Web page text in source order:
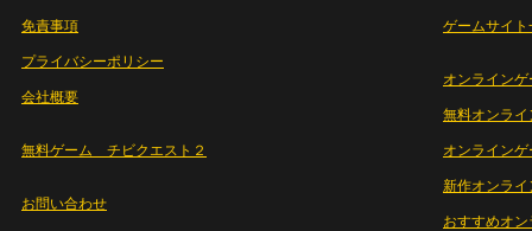
免責事項
プライバシーポリシー
会社概要
無料ゲーム チビクエスト２
お問い合わせ
ゲームサイト
オンラインゲ
無料オンライ
オンライン
新作オンライ
おすすめオ